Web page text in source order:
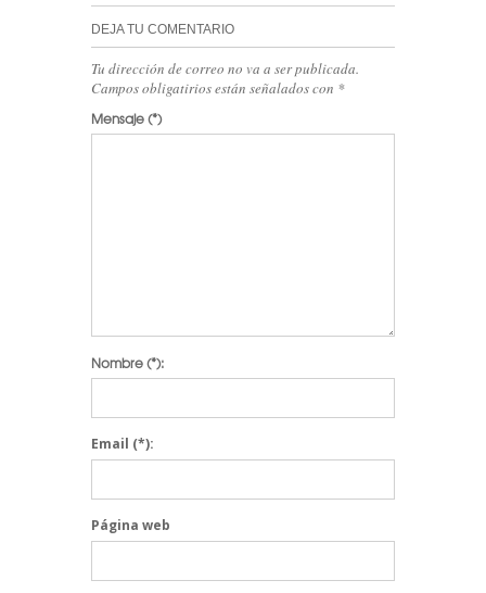
DEJA TU COMENTARIO
Tu dirección de correo no va a ser publicada.
Campos obligatirios están señalados con *
Mensaje(*)
Nombre(*):
Email (*):
Página web